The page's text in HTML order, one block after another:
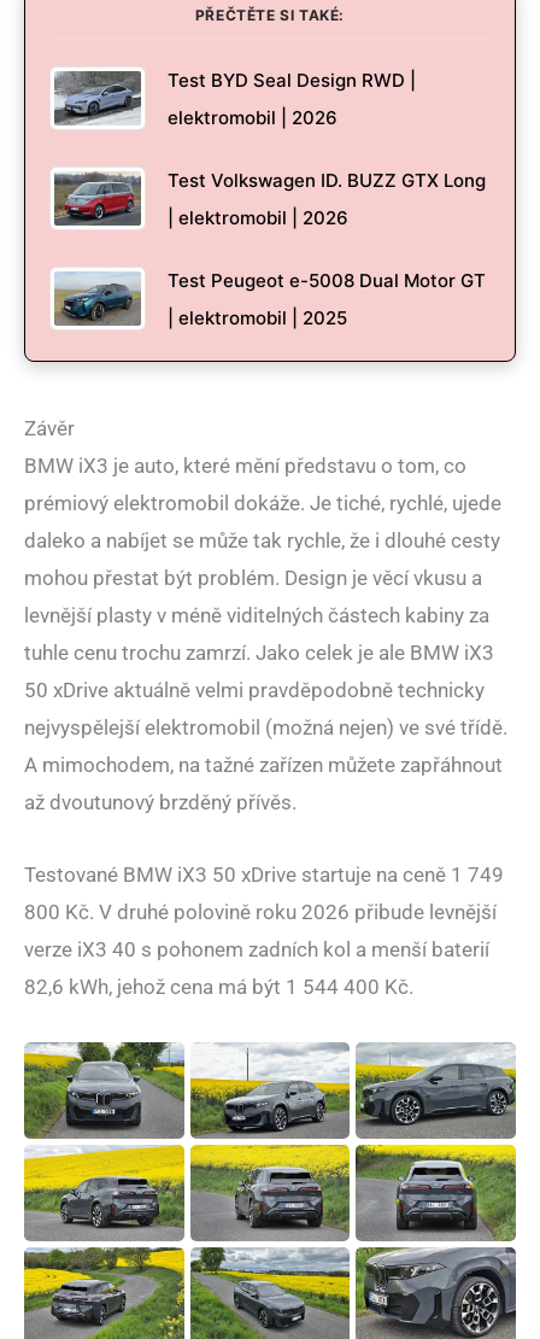
PŘEČTĚTE SI TAKÉ:
Test BYD Seal Design RWD |
elektromobil | 2026
Test Volkswagen ID. BUZZ GTX Long
| elektromobil | 2026
Test Peugeot e-5008 Dual Motor GT
| elektromobil | 2025
Závěr
BMW iX3 je auto, které mění představu o tom, co
prémiový elektromobil dokáže. Je tiché, rychlé, ujede
daleko a nabíjet se může tak rychle, že i dlouhé cesty
mohou přestat být problém. Design je věcí vkusu a
levnější plasty v méně viditelných částech kabiny za
tuhle cenu trochu zamrzí. Jako celek je ale BMW iX3
50 xDrive aktuálně velmi pravděpodobně technicky
nejvyspělejší elektromobil (možná nejen) ve své třídě.
A mimochodem, na tažné zařízen můžete zapřáhnout
až dvoutunový brzděný přívěs.
Testované BMW iX3 50 xDrive startuje na ceně 1 749
800 Kč. V druhé polovině roku 2026 přibude levnější
verze iX3 40 s pohonem zadních kol a menší baterií
82,6 kWh, jehož cena má být 1 544 400 Kč.